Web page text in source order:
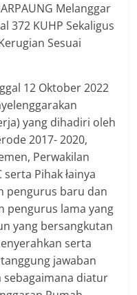
Melanggar
372 KUHP Sekaligus
Sesuai
12 Oktober 2022
yang dihadiri oleh
2017- 2020,
Perwakilan
Pihak łainya
pengurus baru dan
pengurus lama yang
yang bersangkutan
serta
jawaban
sebagaimana diatur